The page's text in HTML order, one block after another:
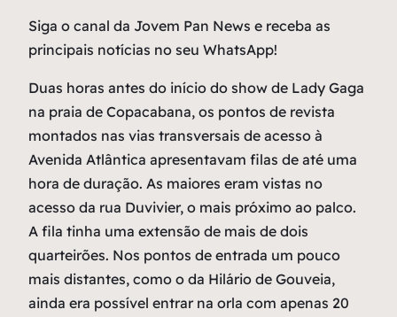
Siga o canal da Jovem Pan News e receba as
principais notícias no seu WhatsApp!
Duas horas antes do início do show de Lady Gaga
na praia de Copacabana, os pontos de revista
montados nas vias transversais de acesso à
Avenida Atlântica apresentavam filas de até uma
hora de duração. As maiores eram vistas no
acesso da rua Duvivier, o mais próximo ao palco.
A fila tinha uma extensão de mais de dois
quarteirões. Nos pontos de entrada um pouco
mais distantes, como o da Hilário de Gouveia,
ainda era possível entrar na orla com apenas 20